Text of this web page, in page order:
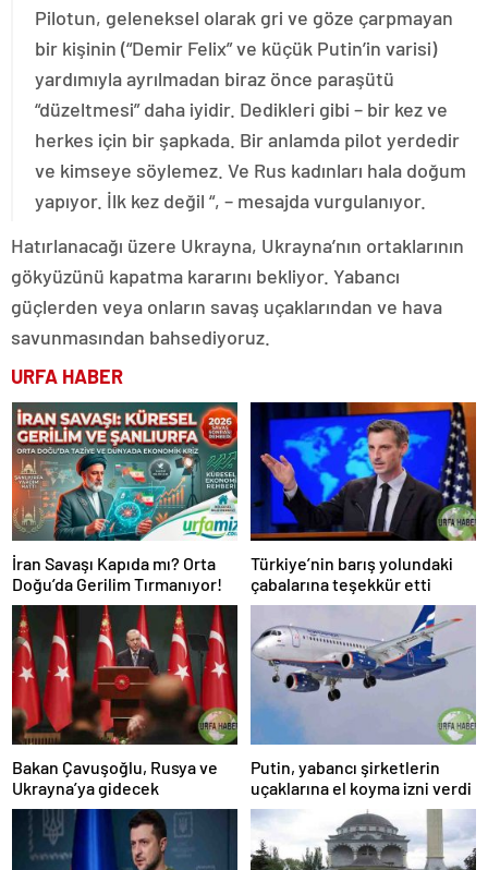
Pilotun, geleneksel olarak gri ve göze çarpmayan
bir kişinin (“Demir Felix” ve küçük Putin’in varisi)
yardımıyla ayrılmadan biraz önce paraşütü
“düzeltmesi” daha iyidir. Dedikleri gibi – bir kez ve
herkes için bir şapkada. Bir anlamda pilot yerdedir
ve kimseye söylemez. Ve Rus kadınları hala doğum
yapıyor. İlk kez değil “, – mesajda vurgulanıyor.
Hatırlanacağı üzere Ukrayna, Ukrayna’nın ortaklarının
gökyüzünü kapatma kararını bekliyor. Yabancı
güçlerden veya onların savaş uçaklarından ve hava
savunmasından bahsediyoruz.
URFA HABER
İran Savaşı Kapıda mı? Orta
Doğu’da Gerilim Tırmanıyor!
Türkiye’nin barış yolundaki
çabalarına teşekkür etti
Bakan Çavuşoğlu, Rusya ve
Ukrayna’ya gidecek
Putin, yabancı şirketlerin
uçaklarına el koyma izni verdi